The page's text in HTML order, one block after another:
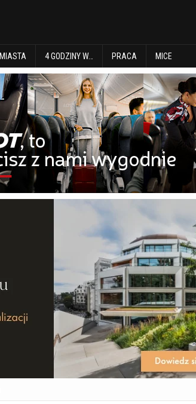
MIASTA 4 GODZINY W… PRACA MICE